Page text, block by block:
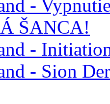
-
ŠANCA!
-
- Sion